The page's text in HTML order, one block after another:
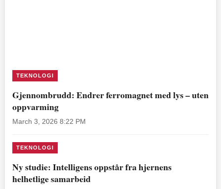
TEKNOLOGI
Gjennombrudd: Endrer ferromagnet med lys – uten
oppvarming
March 3, 2026 8:22 PM
TEKNOLOGI
Ny studie: Intelligens oppstår fra hjernens
helhetlige samarbeid